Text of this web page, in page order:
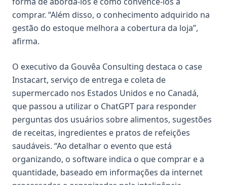
comprar. “Além disso, o conhecimento adquirido na
gestão do estoque melhora a cobertura da loja”,
afirma.
O executivo da Gouvêa Consulting destaca o case
Instacart, serviço de entrega e coleta de
supermercado nos Estados Unidos e no Canadá,
que passou a utilizar o ChatGPT para responder
perguntas dos usuários sobre alimentos, sugestões
de receitas, ingredientes e pratos de refeições
saudáveis. “Ao detalhar o evento que está
organizando, o software indica o que comprar e a
quantidade, baseado em informações da internet